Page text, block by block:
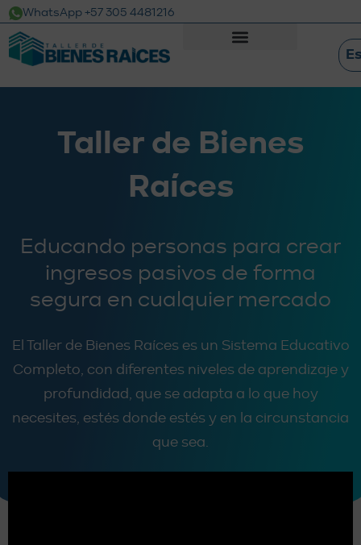
WhatsApp +57 305 4481216
Taller de Bienes
Raíces
Educando personas para crear
ingresos pasivos de forma
segura en cualquier mercado
El Taller de Bienes Raíces es un Sistema Educativo
Completo, con diferentes niveles de aprendizaje y
profundidad, que se adapta a lo que hoy
necesites, estés donde estés y en la circunstancia
que sea.